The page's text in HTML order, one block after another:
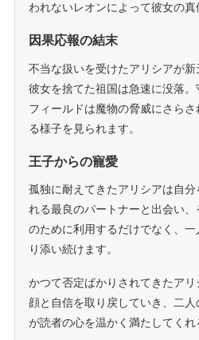
われないレオンによって彼女の真
因果応報の結末
不当な扱いを受けたアリシアが
彼女を捨てた祖国は急速に没落
フィールドは魔物の脅威にさら
る様子を見られます。
王子からの寵愛
孤独に耐えてきたアリシアは自分
れる最良のパートナーと出会い
のために利用するだけでなく、
り添い続けます。
かつて否定ばかりされてきたア
顔と自信を取り戻していき、二
が読者の心を温かく満たしてくれ